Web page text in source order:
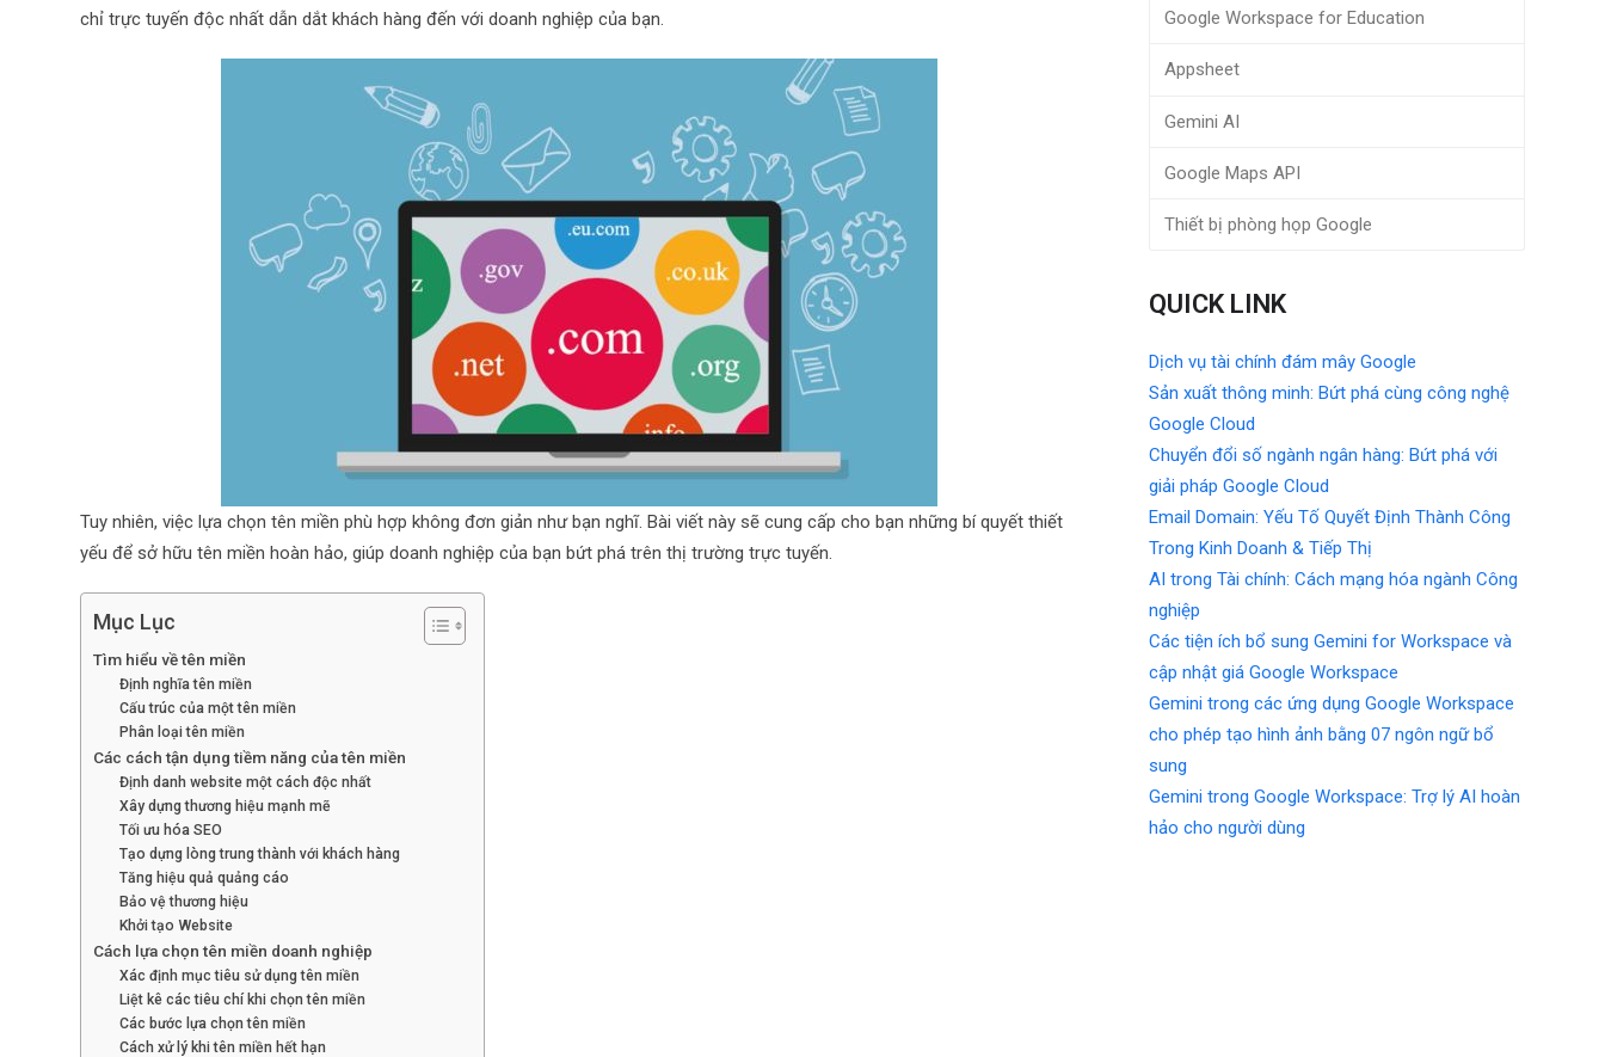
chỉ trực tuyến độc nhất dẫn dắt khách hàng đến với doanh nghiệp của bạn.
Tuy nhiên, việc lựa chọn tên miền phù hợp không đơn giản như bạn nghĩ. Bài viết này sẽ cung cấp cho bạn những bí quyết thiết
yếu để sở hữu tên miền hoàn hảo, giúp doanh nghiệp của bạn bứt phá trên thị trường trực tuyến.
Mục Lục
Tìm hiểu về tên miền
Định nghĩa tên miền
Cấu trúc của một tên miền
Phân loại tên miền
Các cách tận dụng tiềm năng của tên miền
Định danh website một cách độc nhất
Xây dựng thương hiệu mạnh mẽ
Tối ưu hóa SEO
Tạo dựng lòng trung thành với khách hàng
Tăng hiệu quả quảng cáo
Bảo vệ thương hiệu
Khởi tạo Website
Cách lựa chọn tên miền doanh nghiệp
Xác định mục tiêu sử dụng tên miền
Liệt kê các tiêu chí khi chọn tên miền
Các bước lựa chọn tên miền
Cách xử lý khi tên miền hết hạn
Google Workspace for Education
Appsheet
Gemini AI
Google Maps API
Thiết bị phòng họp Google
QUICK LINK
Dịch vụ tài chính đám mây Google
Sản xuất thông minh: Bứt phá cùng công nghệ
Google Cloud
Chuyển đổi số ngành ngân hàng: Bứt phá với
giải pháp Google Cloud
Email Domain: Yếu Tố Quyết Định Thành Công
Trong Kinh Doanh & Tiếp Thị
AI trong Tài chính: Cách mạng hóa ngành Công
nghiệp
Các tiện ích bổ sung Gemini for Workspace và
cập nhật giá Google Workspace
Gemini trong các ứng dụng Google Workspace
cho phép tạo hình ảnh bằng 07 ngôn ngữ bổ
sung
Gemini trong Google Workspace: Trợ lý AI hoàn
hảo cho người dùng